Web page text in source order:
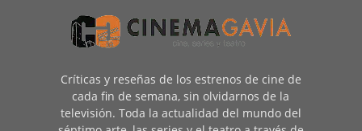
Críticas y reseñas de los estrenos de cine de
cada fin de semana, sin olvidarnos de la
televisión. Toda la actualidad del mundo del